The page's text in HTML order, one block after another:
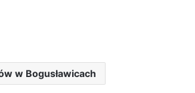
w Bogusławicach